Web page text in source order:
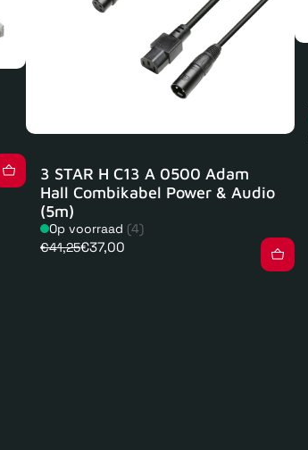
3 STAR H C13 A 0500 Adam
Hall Combikabel Power & Audio
(5m)
Op voorraad (4)
€41,25€37,00